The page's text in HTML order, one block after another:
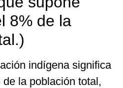
8% de la
indígena significa
la población total,